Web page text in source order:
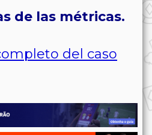
de las métricas.
del caso